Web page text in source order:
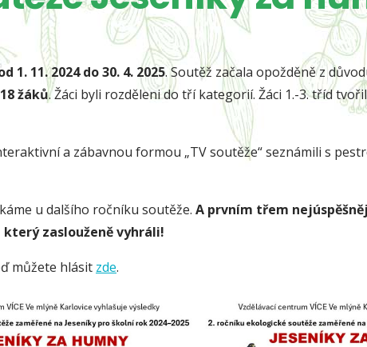
1. 11. 2024 do 30. 4. 2025. Soutěž začala opožděně z
žáků. Žáci byli rozděleni do tří kategorií. Žáci 1.-3. tříd
a zábavnou formou „TV soutěže“ seznámili s
u dalšího ročníku soutěže. A prvním třem
zaslouženě vyhráli!
můžete hlásit zde.